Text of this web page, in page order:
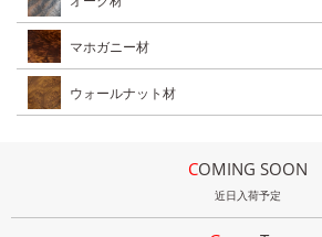
マホガニー材
ウォールナット材
COMING SOON
近日入荷予定